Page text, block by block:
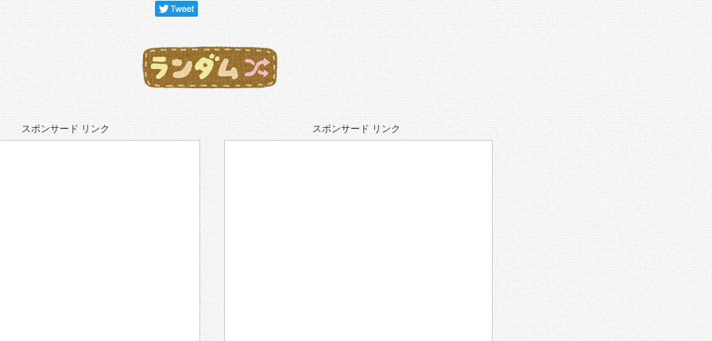
スポンサード リンク スポンサード リンク